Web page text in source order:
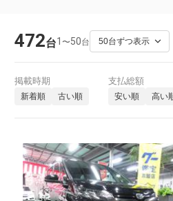
472台1 〜50台
掲載時期
新着順 古い順
支払総額
安い順 高い